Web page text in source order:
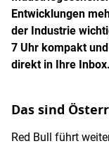
Entwicklungen
der Industrie
7 Uhr kompakt
direkt in Ihre Inbox.
Das sind
Red Bull führt